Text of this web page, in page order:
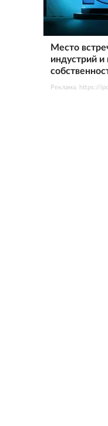
Место
индустрий и
Реклама. https://